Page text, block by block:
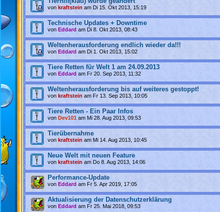
von kraftstein am Di 15. Okt 2013, 15:19
Technische Updates + Downtime
von Eddard am Di 8. Okt 2013, 08:43
Weltenherausforderung endlich wieder da!!!
von Eddard am Di 1. Okt 2013, 15:02
Tiere Retten für Welt 1 am 24.09.2013
von Eddard am Fr 20. Sep 2013, 11:32
Weltenherausforderung bis auf weiteres gestoppt!
von kraftstein am Fr 13. Sep 2013, 10:05
Tiere Retten - Ein Paar Infos
von Dev101 am Mi 28. Aug 2013, 09:53
Tierübernahme
von kraftstein am Mi 14. Aug 2013, 10:45
Neue Welt mit neuen Feature
von kraftstein am Do 8. Aug 2013, 14:06
Performance-Update
von Eddard am Fr 5. Apr 2019, 17:05
Aktualisierung der Datenschutzerklärung
von Eddard am Fr 25. Mai 2018, 09:53